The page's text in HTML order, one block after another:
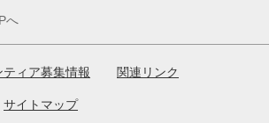
へ
ティア募集情報 関連リンク
サイトマップ